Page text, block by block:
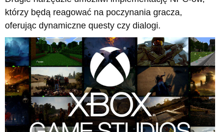
którzy będą reagować na poczynania gracza,
oferując dynamiczne questy czy dialogi.